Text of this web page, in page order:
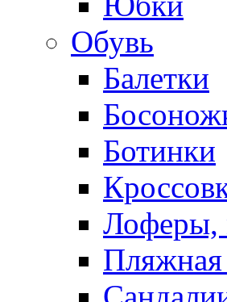
Обувь
Балетки
Ботинки
Лоферы,
Пляжная